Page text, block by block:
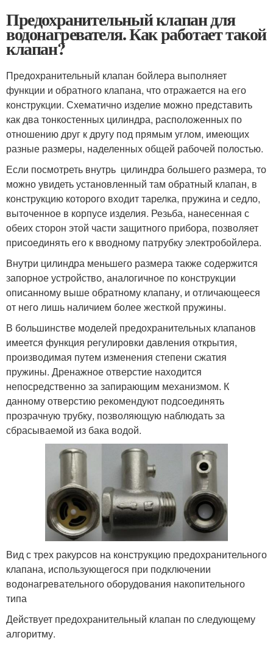
Предохранительный клапан для
водонагревателя. Как работает такой
клапан?
Предохранительный клапан бойлера выполняет
функции и обратного клапана, что отражается на его
конструкции. Схематично изделие можно представить
как два тонкостенных цилиндра, расположенных по
отношению друг к другу под прямым углом, имеющих
разные размеры, наделенных общей рабочей полостью.
Если посмотреть внутрь цилиндра большего размера, то
можно увидеть установленный там обратный клапан, в
конструкцию которого входит тарелка, пружина и седло,
выточенное в корпусе изделия. Резьба, нанесенная с
обеих сторон этой части защитного прибора, позволяет
присоединять его к вводному патрубку электробойлера.
Внутри цилиндра меньшего размера также содержится
запорное устройство, аналогичное по конструкции
описанному выше обратному клапану, и отличающееся
от него лишь наличием более жесткой пружины.
В большинстве моделей предохранительных клапанов
имеется функция регулировки давления открытия,
производимая путем изменения степени сжатия
пружины. Дренажное отверстие находится
непосредственно за запирающим механизмом. К
данному отверстию рекомендуют подсоединять
прозрачную трубку, позволяющую наблюдать за
сбрасываемой из бака водой.
Вид с трех ракурсов на конструкцию предохранительного
клапана, использующегося при подключении
водонагревательного оборудования накопительного
типа
Действует предохранительный клапан по следующему
алгоритму.